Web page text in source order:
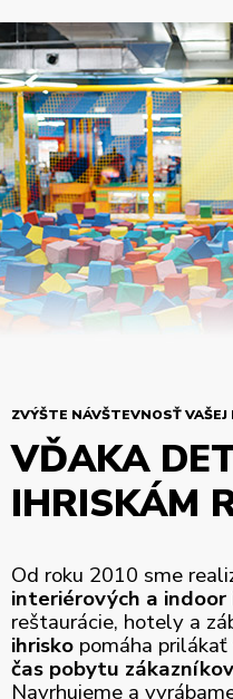
ZVÝŠTE NÁVŠTEVNOSŤ VAŠEJ
VĎAKA
IHRISKÁM
Od roku 2010 sme
interiérových a indoor
reštaurácie, hotely a
ihrisko pomáha
čas pobytu zákazníkov
Navrhujeme a